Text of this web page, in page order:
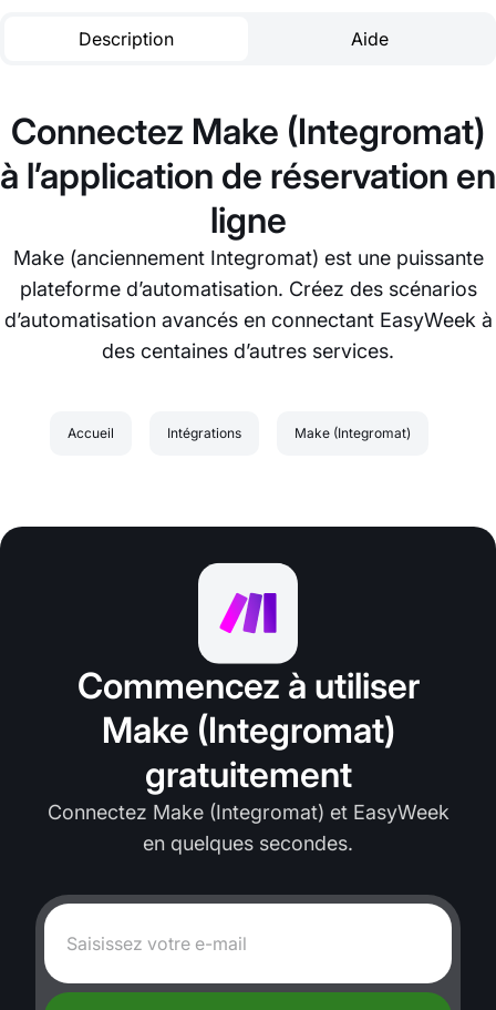
Description Aide
Connectez Make (Integromat)
à l’application de réservation en
ligne
Make (anciennement Integromat) est une puissante
plateforme d’automatisation. Créez des scénarios
d’automatisation avancés en connectant EasyWeek à
des centaines d’autres services.
Accueil Intégrations Make (Integromat)
Commencez à utiliser
Make (Integromat)
gratuitement
Connectez Make (Integromat) et EasyWeek
en quelques secondes.